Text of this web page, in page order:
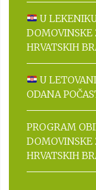
U
DOMOVINSKE
HRVATSKIH
U
ODANA
PROGRAM
DOMOVINSKE
HRVATSKIH